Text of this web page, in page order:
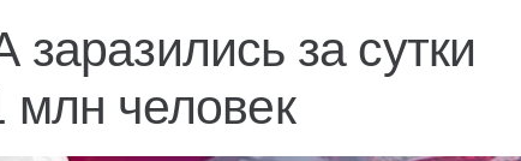
за сутки
млн человек